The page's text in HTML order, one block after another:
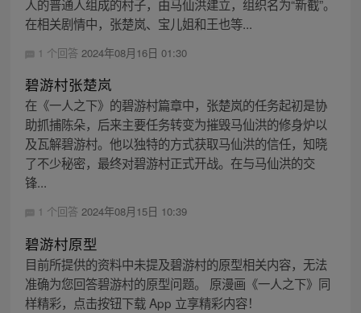
人的普通人组成的村子，由马仙洪建立，组织名为“新截”。
在相关剧情中，张楚岚、宝儿姐和王也等...
1 个回答 2024年08月16日 01:30
碧游村张楚岚
在《一人之下》的碧游村篇章中，张楚岚的任务起初是协
助抓捕陈朵，后来主要任务转变为摧毁马仙洪的修身炉以
及瓦解碧游村。他以独特的方式获取马仙洪的信任，知晓
了不少秘密，最终对碧游村正式开战。在与马仙洪的交
锋...
1 个回答 2024年08月15日 10:39
碧游村原型
目前所提供的资料中未提及碧游村的原型相关内容，无法
准确为您回答碧游村的原型问题。 原漫画《一人之下》同
样精彩，点击按钮下载 App 立享精彩内容！